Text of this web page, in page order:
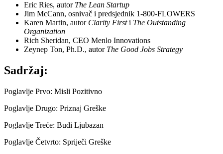
Eric Ries, autor The Lean Startup
Jim McCann, osnivač i predsjednik 1-800-FLOWERS
Karen Martin, autor Clarity Firsti The Outstanding
Organization
Rich Sheridan, CEO Menlo Innovations
Zeynep Ton, Ph.D., autor The Good Jobs Strategy
Sadržaj:
Poglavlje Prvo: Misli Pozitivno
Poglavlje Drugo: Priznaj Greške
Poglavlje Treće: Budi Ljubazan
Poglavlje Četvrto: Spriječi Greške